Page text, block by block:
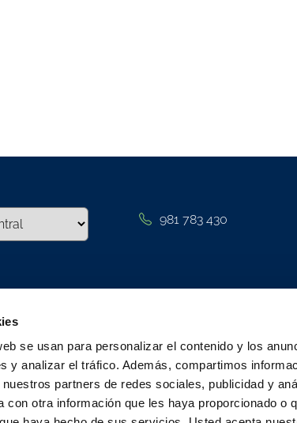
se usan para personalizar el contenido y los
y analizar el tráfico. Además, compartimos
partners de redes sociales, publicidad y
con otra información que les haya proporcionado o
981 783 430
nuestra
y permanece
eventos
Suscribirme